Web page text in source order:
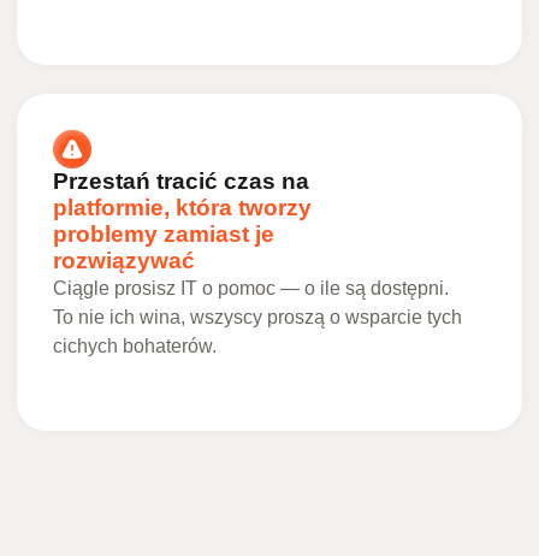
Przestań tracić czas na
platformie, która tworzy
problemy zamiast je
rozwiązywać
Ciągle prosisz IT o pomoc — o ile są dostępni.
To nie ich wina, wszyscy proszą o wsparcie tych
cichych bohaterów.